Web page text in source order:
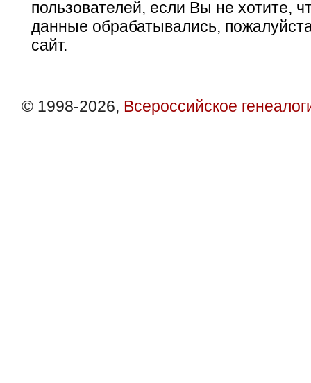
пользователей, если Вы не хотите,
данные обрабатывались,
сайт.
© 1998-2026, Всероссийское